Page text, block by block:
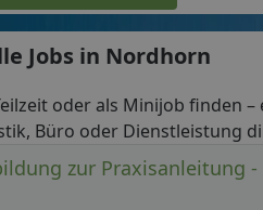
Jobs in Nordhorn
oder als Minijob finden –
Büro oder Dienstleistung
zur Praxisanleitung